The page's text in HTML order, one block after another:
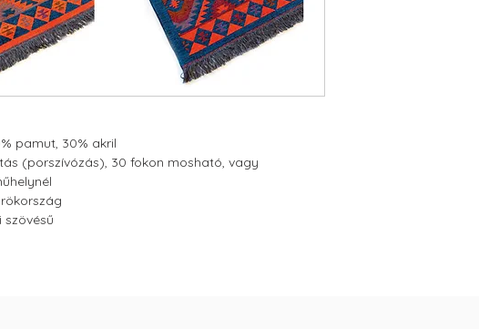
pamut, 30% akril
(porszívózás), 30 fokon mosható, vagy
szövésű